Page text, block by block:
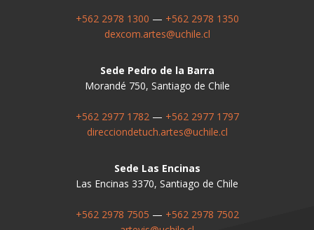
+562 2978 1300 — +562 2978 1350
dexcom.artes@uchile.cl
Sede Pedro de la Barra
Morandé 750, Santiago de Chile
+562 2977 1782— +562 2977 1797
direcciondetuch.artes@uchile.cl
Sede Las Encinas
Las Encinas 3370, Santiago de Chile
+562 2978 7505 — +562 2978 7502